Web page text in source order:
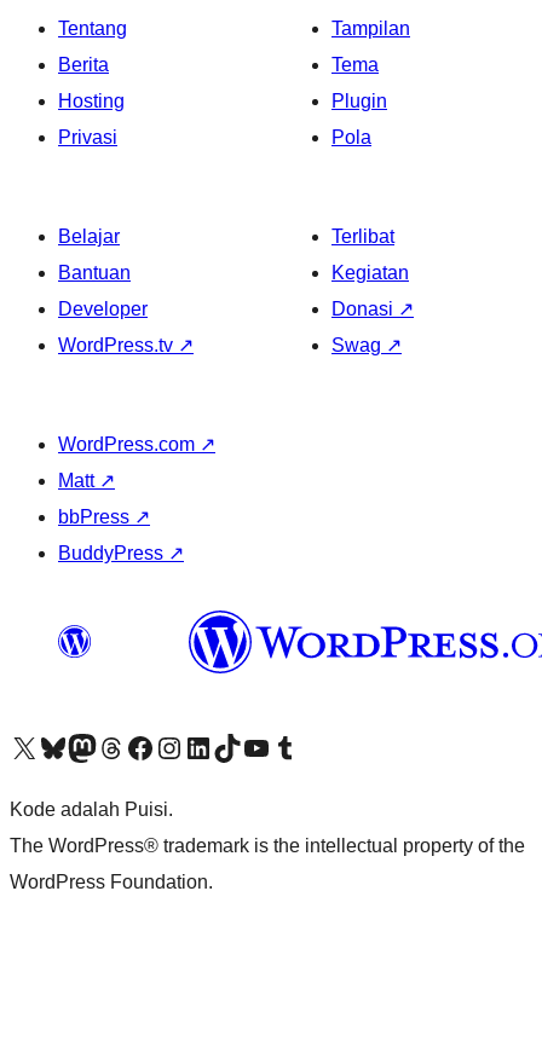
Tentang
Berita
Hosting
Privasi
Tampilan
Tema
Plugin
Pola
Belajar
Bantuan
Developer
WordPress.tv ↗
Terlibat
Kegiatan
Donasi ↗
Swag ↗
WordPress.com ↗
Matt ↗
bbPress ↗
BuddyPress ↗
Kunjungi akun X (sebelumnya Twitter) kamiVisit our Bluesky account
Kunjungi akun Mastodon kamiVisit our Threads account
Kunjungi halaman Facebook kamiKunjungi akun Instagram kamiKunjungi akun LinkedIn kamiVisit our TikTok account
Kunjungi channel YouTube kamiVisit our Tumblr account
Kode adalah Puisi.
The WordPress® trademark is the intellectual property of the
WordPress Foundation.